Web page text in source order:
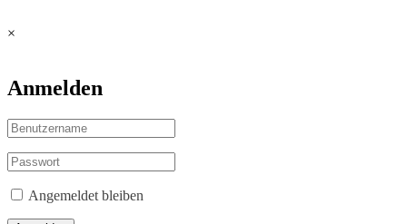
×
Anmelden
Angemeldet bleiben